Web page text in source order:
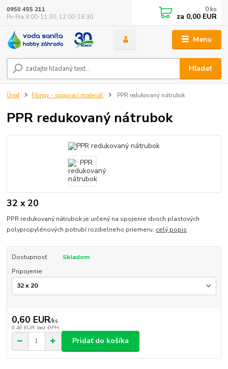
Menu
Hľadať
0950 455 211
Po-Pia 8:00-11:30, 12:00-16:30
0 ks
za 0,00 EUR
Úvod Fitingy - spojovací materiál PPR redukovaný nátrubok
PPR redukovaný nátrubok
32 x 20
PPR redukovaný nátrubok je určený na spojenie dvoch plastových
polypropylénových potrubí rozdielneho priemeru. celý popis
Dostupnosť
Skladom
Pripojenie
0,60 EUR/ks
0,49 EUR bez DPH
Pridať do košíka